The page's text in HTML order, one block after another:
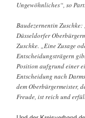
Ungewöhnliches“, so
Baudezernentin
Düsseldorfer
Zuschke. „Eine Zusage
Entscheidungsträgern
Position aufgrund einer
Entscheidung nach
dem Oberbürgermeister,
Freude, ist reich und